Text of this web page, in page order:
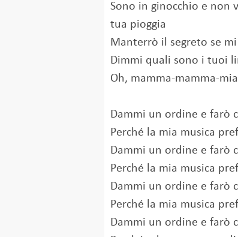
Sono in ginocchio e non
tua pioggia
Manterrò il segreto se
Dimmi quali sono i tuoi
Oh, mamma-mamma-mia
Dammi un ordine e farò
Perché la mia musica
Dammi un ordine e farò
Perché la mia musica
Dammi un ordine e farò
Perché la mia musica
Dammi un ordine e farò